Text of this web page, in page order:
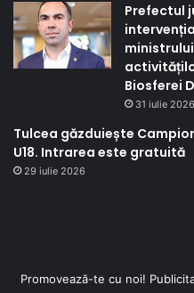
Prefectul
Biosferei
31 iulie 2026
Tulcea găzduiește
U18. Intrarea este gratuită
29 iulie 2026
Promovează-te cu noi!